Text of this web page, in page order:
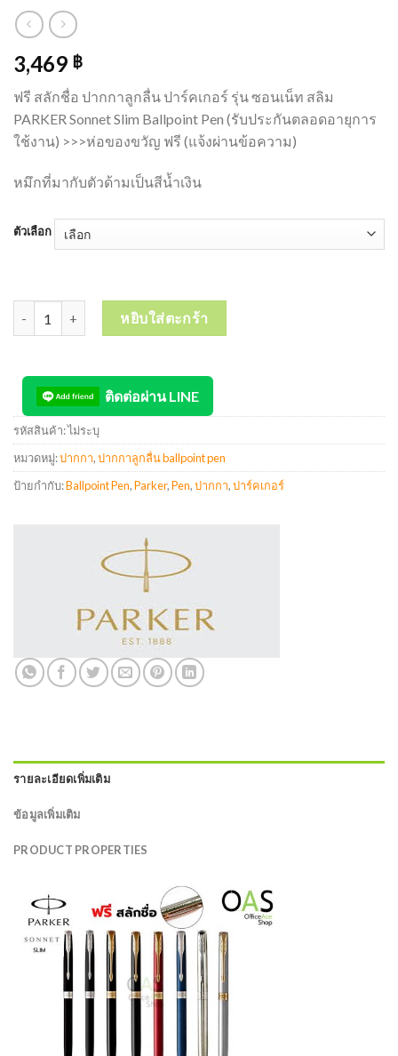
3,469 ฿
ฟรี สลักชื่อ ปากกาลูกลื่น ปาร์คเกอร์ รุ่น ซอนเน็ท สลิม
PARKER Sonnet Slim Ballpoint Pen (รับประกันตลอดอายุการ
ใช้งาน) >>>ห่อของขวัญ ฟรี (แจ้งผ่านข้อความ)
หมึกที่มากับตัวด้ามเป็นสีน้ำเงิน
ตัวเลือก
จำนวน ปากกาลูกลื่น ปาร์คเกอร์ รุ่น ซอนเน็ท สลิม PARKER
หยิบใส่ตะกร้า
ติดต่อผ่าน LINE
รหัสสินค้า:ไม่ระบุ
หมวดหมู่:ปากกา,ปากกาลูกลื่น ballpoint pen
ป้ายกำกับ:Ballpoint Pen,Parker,Pen,ปากกา,ปาร์คเกอร์
รายละเอียดเพิ่มเติม
ข้อมูลเพิ่มเติม
PRODUCT PROPERTIES